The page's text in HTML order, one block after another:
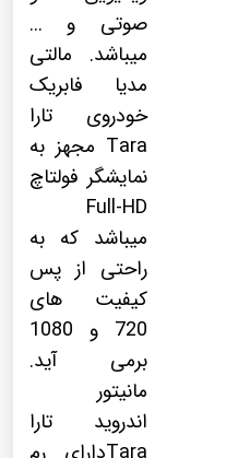
صوتی و ...
میباشد. مالتی
مدیا فابریک
خودروی تارا
Tara مجهز به
نمایشگر فولتاچ
Full-HD
میباشد که به
راحتی از پس
کیفیت های
720 و 1080
برمی آید.
مانیتور
اندروید تارا